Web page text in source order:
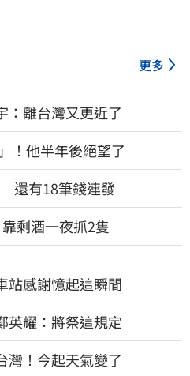
更多
離台灣又更近了
！他半年後絕望了
還有18筆錢連發
剩酒一夜抓2隻
站感謝憶起這瞬間
耀：將祭這規定
灣！今起天氣變了